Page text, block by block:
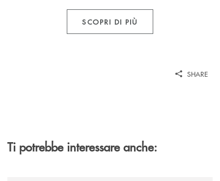
SCOPRI DI PIÙ
SHARE
Ti potrebbe interessare anche: